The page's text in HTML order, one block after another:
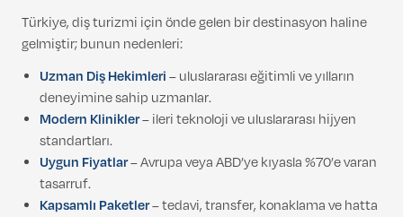
Türkiye, diş turizmi için önde gelen bir destinasyon haline
gelmiştir; bunun nedenleri:
Uzman Diş Hekimleri– uluslararası eğitimli ve yılların
deneyimine sahip uzmanlar.
Modern Klinikler– ileri teknoloji ve uluslararası hijyen
standartları.
Uygun Fiyatlar– Avrupa veya ABD’ye kıyasla %70’e varan
tasarruf.
Kapsamlı Paketler– tedavi, transfer, konaklama ve hatta